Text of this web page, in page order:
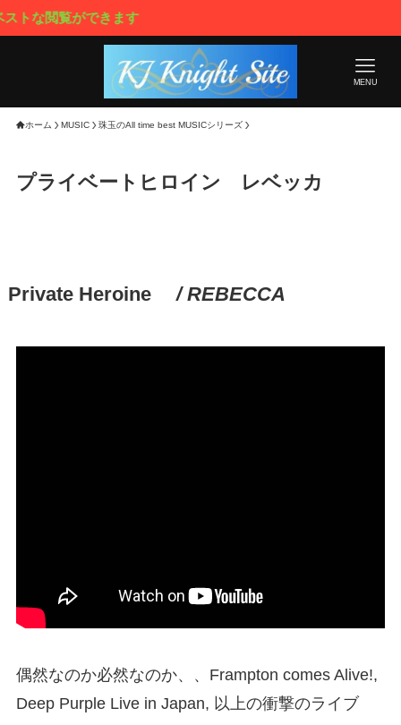
覧ができます
MENU
ホーム MUSIC 珠玉のAll time best MUSICシリーズ
プライベートヒロイン レベッカ
Private Heroine / REBECCA
偶然なのか必然なのか、、Frampton comes Alive!,
Deep Purple Live in Japan, 以上の衝撃のライブ